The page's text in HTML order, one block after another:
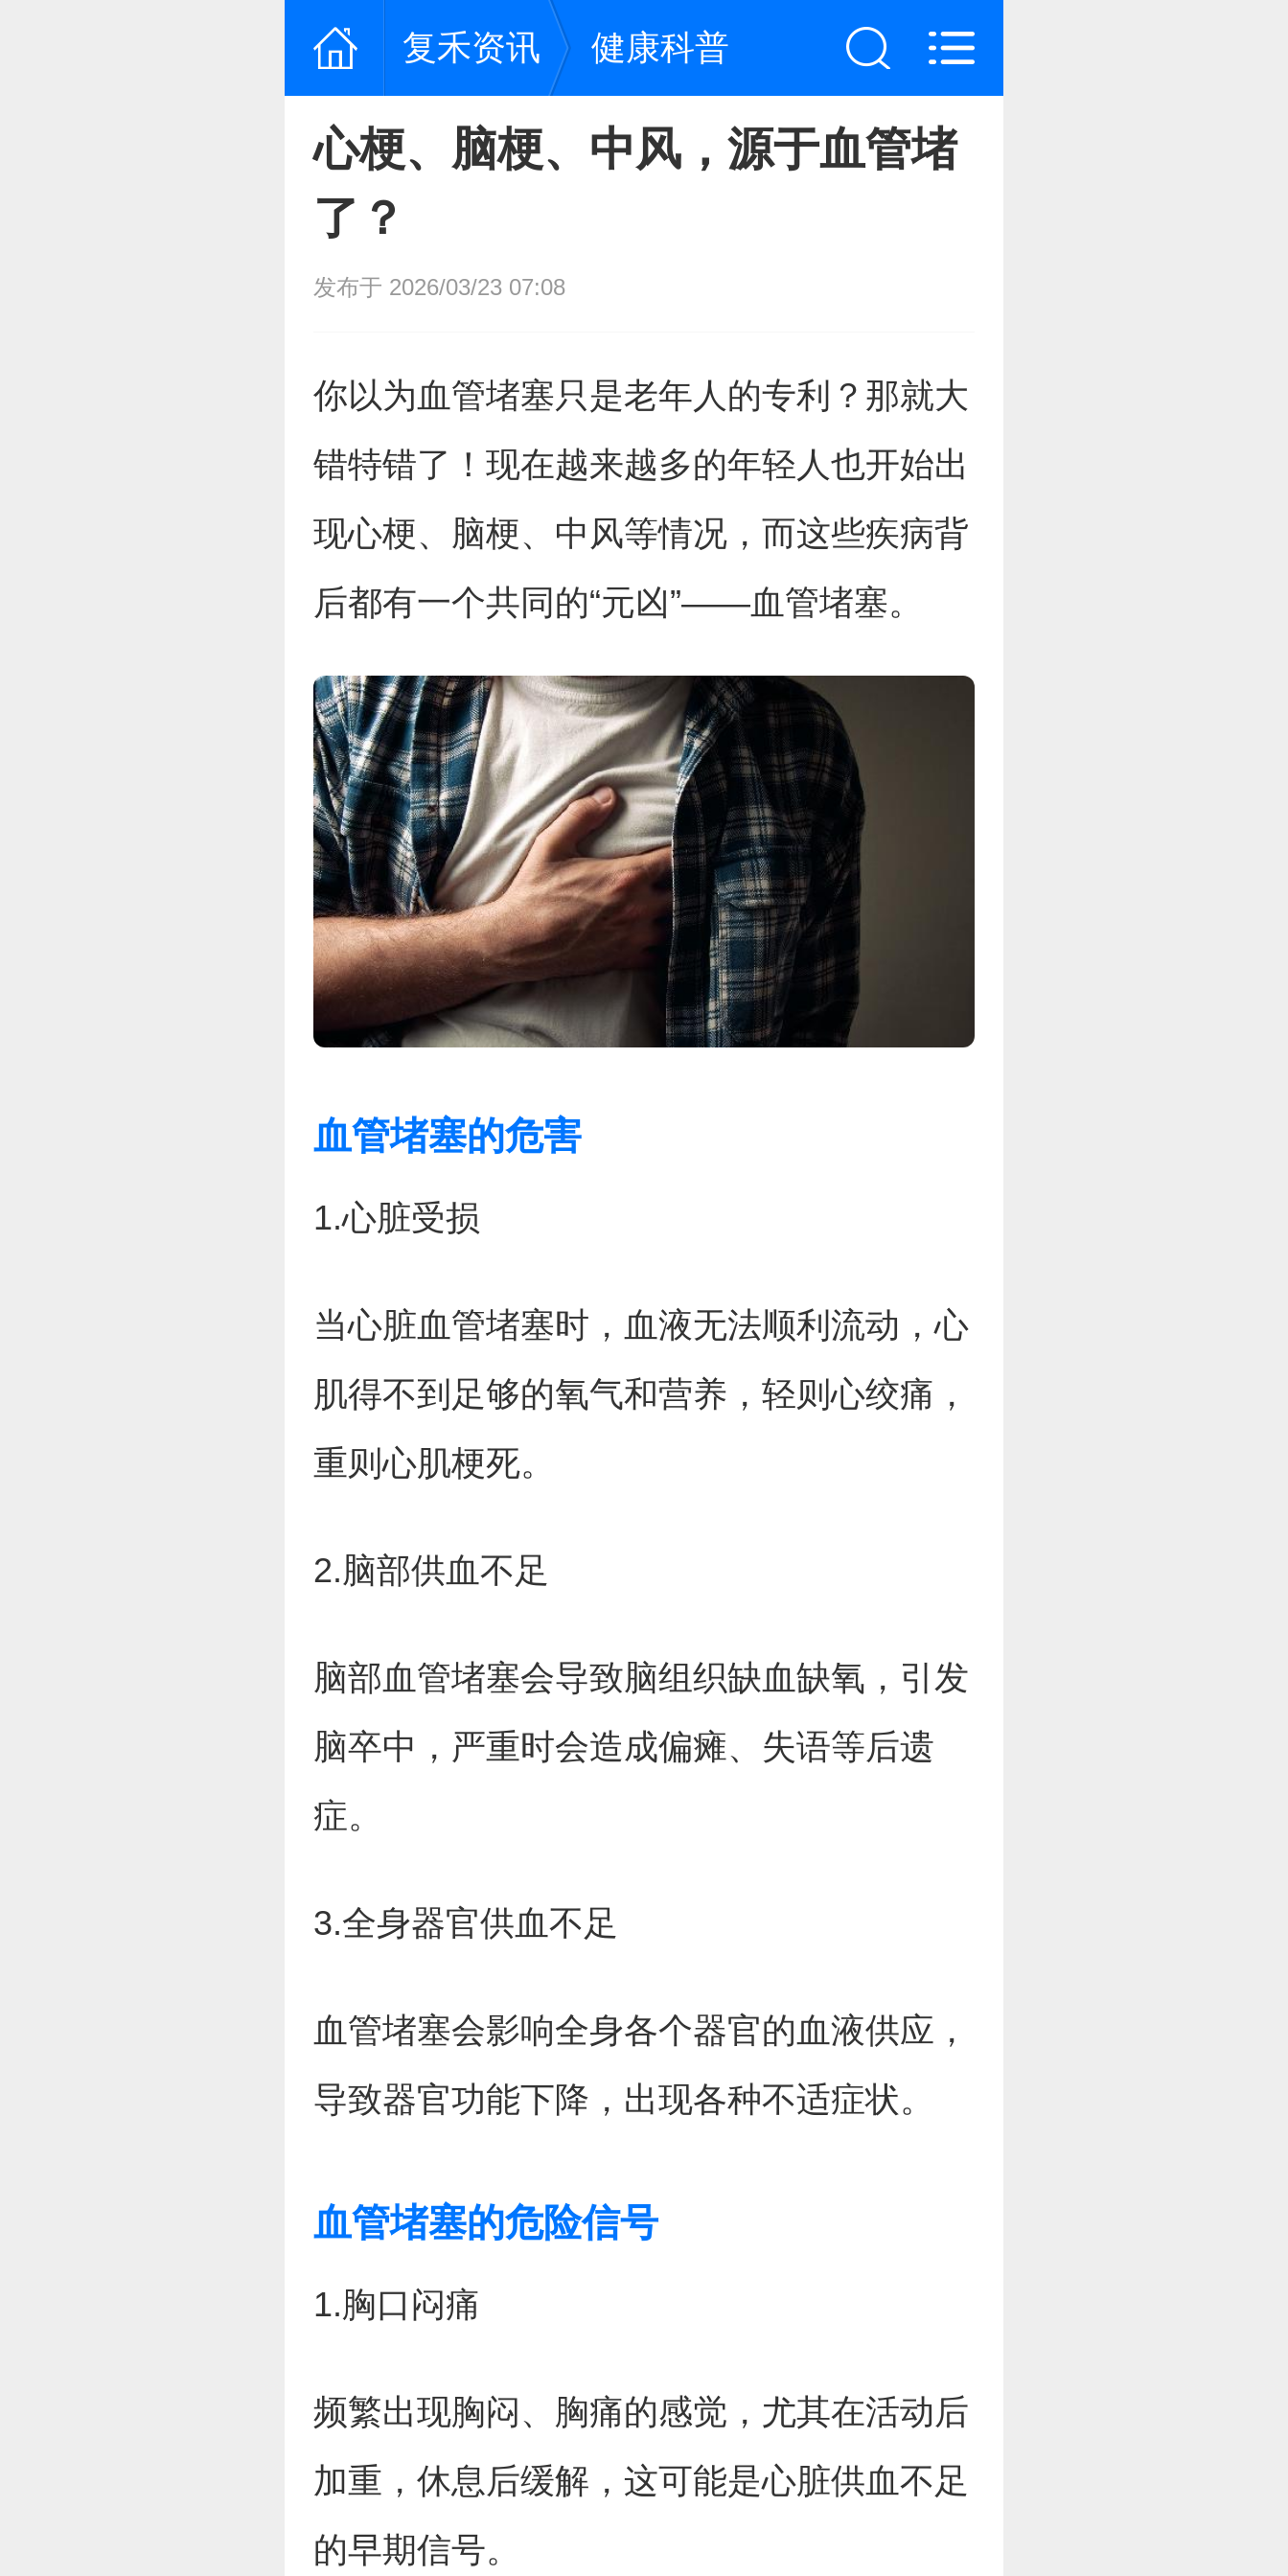
复禾资讯 健康科普
心梗、脑梗、中风，源于血管堵
了？
发布于 2026/03/23 07:08
你以为血管堵塞只是老年人的专利？那就大
错特错了！现在越来越多的年轻人也开始出
现心梗、脑梗、中风等情况，而这些疾病背
后都有一个共同的“元凶”——血管堵塞。
血管堵塞的危害
1.心脏受损
当心脏血管堵塞时，血液无法顺利流动，心
肌得不到足够的氧气和营养，轻则心绞痛，
重则心肌梗死。
2.脑部供血不足
脑部血管堵塞会导致脑组织缺血缺氧，引发
脑卒中，严重时会造成偏瘫、失语等后遗
症。
3.全身器官供血不足
血管堵塞会影响全身各个器官的血液供应，
导致器官功能下降，出现各种不适症状。
血管堵塞的危险信号
1.胸口闷痛
频繁出现胸闷、胸痛的感觉，尤其在活动后
加重，休息后缓解，这可能是心脏供血不足
的早期信号。